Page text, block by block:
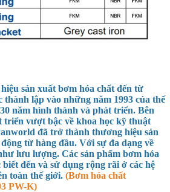
sản xuất bơm hóa chất đến từ
lập vào những năm 1993 của thế
năm hình thành và phát triển. Bên
triển vượt bậc về khoa học kỹ thuật
đã trở thành thương hiệu sản
từ hàng đầu. Với sự đa dạng về
lưu lượng. Các sản phẩm bơm hóa
đến và sử dụng rộng rãi ở các hệ
toàn thế giới. (Bơm hóa chất
PW-K)